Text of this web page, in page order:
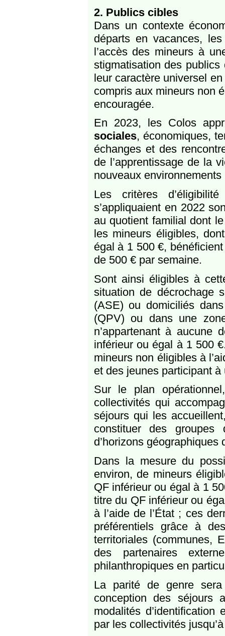
2. Publics cibles
Dans un contexte
départs en vacances,
l’accès des mineurs à
stigmatisation des
leur caractère universel
compris aux mineurs non
encouragée.
En 2023, les Colos
sociales, économiques,
échanges et des
de l’apprentissage de la
nouveaux
Les critères
s’appliquaient en 2022
au quotient familial dont
les mineurs éligibles,
égal à 1 500 €,
de 500 € par semaine.
Sont ainsi éligibles à
situation de décrochage
(ASE) ou domiciliés
(QPV) ou dans une
n’appartenant à aucune
inférieur ou égal à 1 500
mineurs non éligibles à
et des jeunes participant
Sur le plan
collectivités qui
séjours qui les
constituer des groupes
d’horizons géographiques
Dans la mesure du
environ, de mineurs
QF inférieur ou égal à 1
titre du QF inférieur ou
à l’aide de l’État ; ces
préférentiels grâce à
territoriales (communes,
des partenaires
philanthropiques en
La parité de genre
conception des séjours
modalités d’identification
par les collectivités